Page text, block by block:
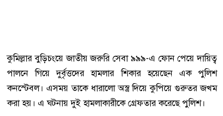
কুমিল্লার বুড়িচংয়ে জাতীয় জরুরি সেবা ৯৯৯-এ ফোন পেয়ে দায়িত্ব
পালনে গিয়ে দুর্বৃত্তদের হামলার শিকার হয়েছেন এক পুলিশ
কনস্টেবল। এসময় তাকে ধারালো অস্ত্র দিয়ে কুপিয়ে গুরুতর জখম
করা হয়। এ ঘটনায় দুই হামলাকারীকে গ্রেফতার করেছে পুলিশ।